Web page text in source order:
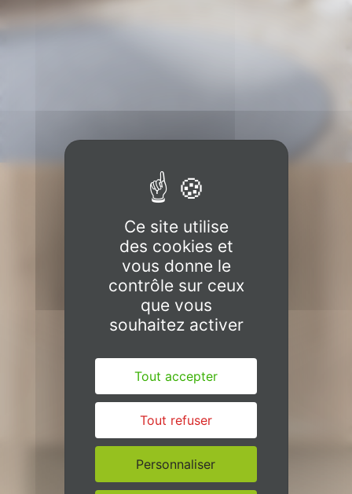
Ce site utilise
des cookies et
vous donne le
contrôle sur ceux
que vous
souhaitez activer
Tout accepter
Tout refuser
Personnaliser